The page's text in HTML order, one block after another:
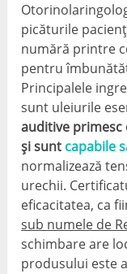
picăturile
numără printre
pentru
Principalele
sunt uleiurile
auditive
și sunt capabile
normalizează
urechii.
eficacitatea, ca
sub numele de
schimbare are
produsului este